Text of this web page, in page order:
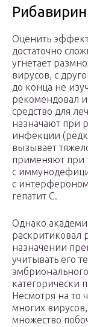
Рибавирин
Оценить
достаточно
угнетает
вирусов, с
до конца не
рекомендовал
средство для
назначают при
инфекции
вызывает
применяют при
с
с
гепатит С.
Однако
назначении
учитывать его
категорически
Несмотря на то
многих
множество